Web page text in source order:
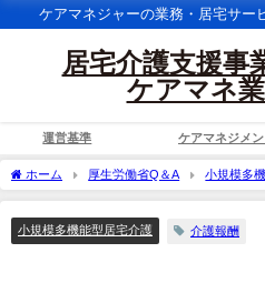
ケアマネジャーの業務・居宅サー
居宅介護支援事
ケアマネ
運営基準 ケアマネジメン
ホーム 厚生労働省Q＆A 小規模多
置費の下で施設サービスとして基礎的な生活
とあるが、養護老人ホームの入所者が指定小
小規模多機能型居宅介護 介護報酬